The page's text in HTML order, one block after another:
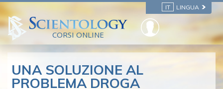
IT LINGUA
CORSI ONLINE
UNA SOLUZIONE AL
PROBLEMA DROGA